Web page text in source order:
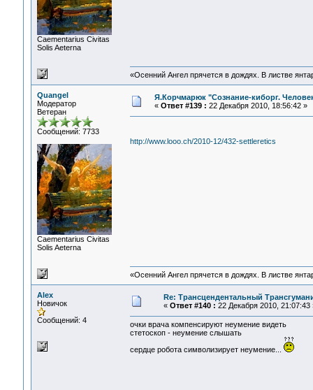
Сaementarius Civitas
Solis Aeterna
«Осенний Ангел прячется в дождях. В листве
Quangel
Модератор
Ветеран
Сообщений: 7733
Сaementarius Civitas
Solis Aeterna
Я.Корчмарюк "Сознание-киборг.
« Ответ #139 : 22 Декабря 2010, 18:56:42 »
http://www.looo.ch/2010-12/432-settleretics
«Осенний Ангел прячется в дождях. В листве
Alex
Новичок
Сообщений: 4
Re: Трансцендентальный
« Ответ #140 : 22 Декабря 2010, 21:07:43
очки врача компенсируют неумение видеть
стетоскоп - неумение слышать
сердце робота символизирует неумение...